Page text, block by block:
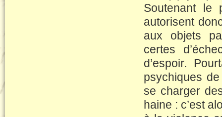
Soutenant le
autorisent
aux objets
certes
d’espoir.
psychiques
se charger
haine : c’est